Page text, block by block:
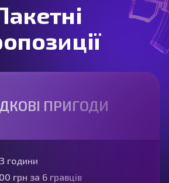
ПРИГОДИ
години
грн за 6 гравців